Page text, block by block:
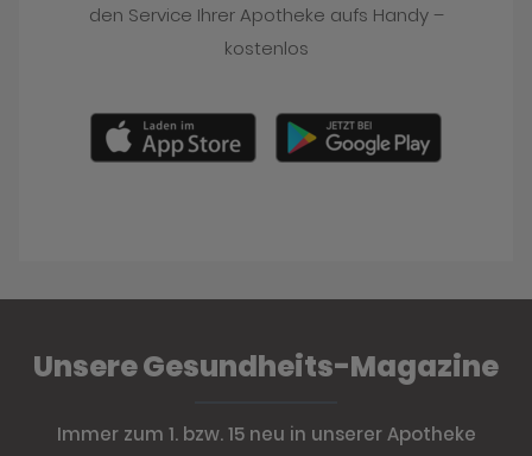
den Service Ihrer Apotheke aufs Handy –
kostenlos
Unsere Gesundheits-Magazine
Immer zum 1. bzw. 15 neu in unserer Apotheke